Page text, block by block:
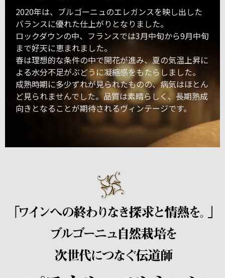
2020年は、ブルゴーニュのエレガンスを映し出した
バランスに優れた仕上がりとなりました。
ロックダウンの中、フランスでは3月中旬から9月中旬
まで好天に恵まれました。
春は理想的な条件の中で開花が進み、夏の気温上昇に
よる水分不足がぶどうに凝縮感をもたらしました。
成熟時期に多少ずれが見られたものの、病気はほとん
ど見られませんでした。品質は素晴らしく、長期熟成
向きとなることが期待されるヴィンテージです。